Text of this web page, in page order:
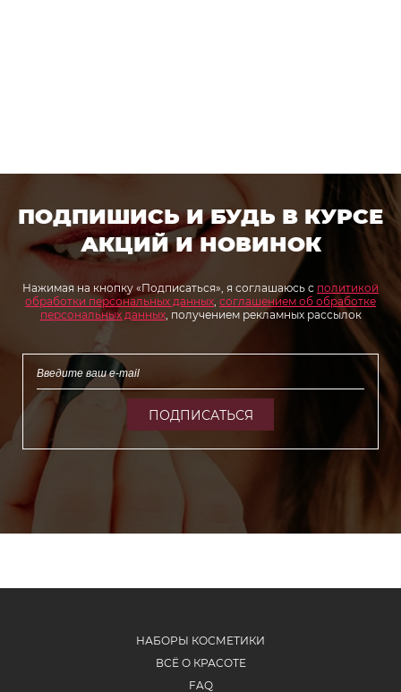
ПОДПИШИСЬ И БУДЬ В КУРСЕ
АКЦИЙ И НОВИНОК
Нажимая на кнопку «Подписаться», я соглашаюсь с политикой
обработки персональных данных, соглашением об обработке
персональных данных, получением рекламных рассылок
ПОДПИСАТЬСЯ
НАБОРЫ КОСМЕТИКИ
ВСЁ О КРАСОТЕ
FAQ